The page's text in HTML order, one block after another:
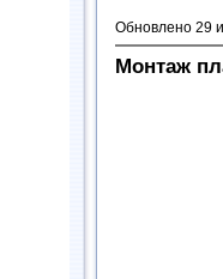
Обновлено 29
Монтаж